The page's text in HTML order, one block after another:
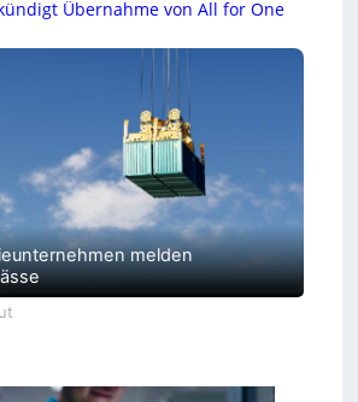
Übernahme von All for One
melden